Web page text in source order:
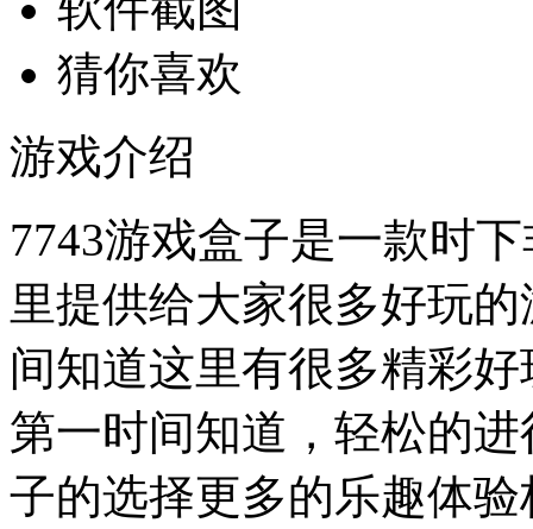
猜你喜欢
游戏介绍
7743游戏盒子是一款时
里提供给大家很多好玩
间知道这里有很多精彩
第一时间知道，轻松的
子的选择更多的乐趣体